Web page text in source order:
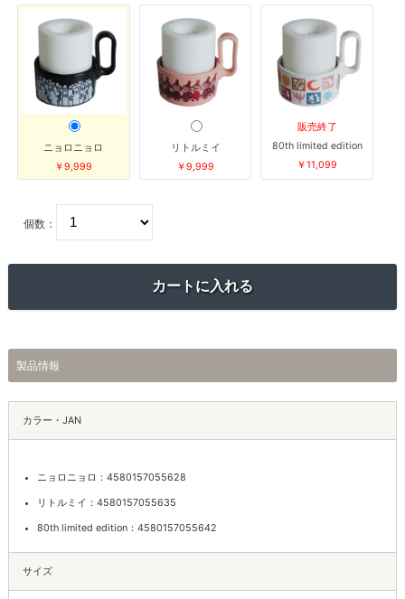
ニョロニョロ
￥9,999
リトルミイ
￥9,999
販売終了
80th limited edition
￥11,099
個数：
製品情報
カラー・JAN
ニョロニョロ：4580157055628
リトルミイ：4580157055635
80th limited edition：4580157055642
サイズ